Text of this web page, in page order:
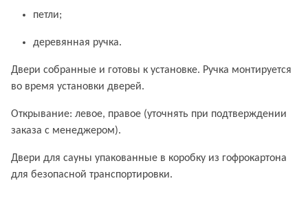
петли;
деревянная ручка.
Двери собранные и готовы к установке. Ручка монтируется
во время установки дверей.
Открывание: левое, правое (уточнять при подтверждении
заказа с менеджером).
Двери для сауны упакованные в коробку из гофрокартона
для безопасной транспортировки.